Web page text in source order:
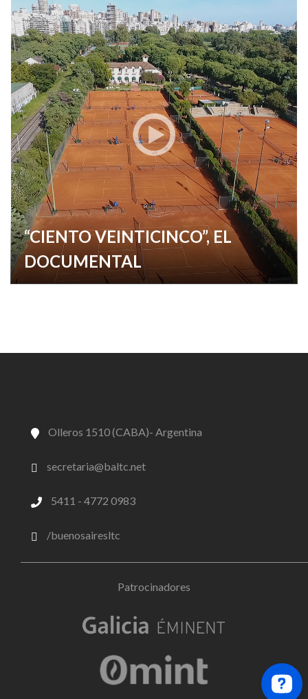
“CIENTO VEINTICINCO”, EL
DOCUMENTAL
Olleros 1510 (CABA)- Argentina
secretaria@baltc.net
5411 - 4772 0983
/buenosairesltc
Patrocinadores